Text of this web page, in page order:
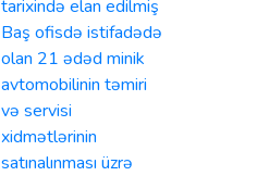
tarixində elan edilmiş
Baş ofisdə istifadədə
olan 21 ədəd minik
avtomobilinin təmiri
və servisi
xidmətlərinin
satınalınması üzrə